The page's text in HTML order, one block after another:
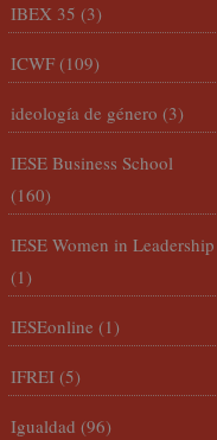
IBEX 35 (3)
ICWF (109)
ideología de género (3)
IESE Business School
(160)
IESE Women in Leadership
(1)
IESEonline (1)
IFREI (5)
Igualdad (96)